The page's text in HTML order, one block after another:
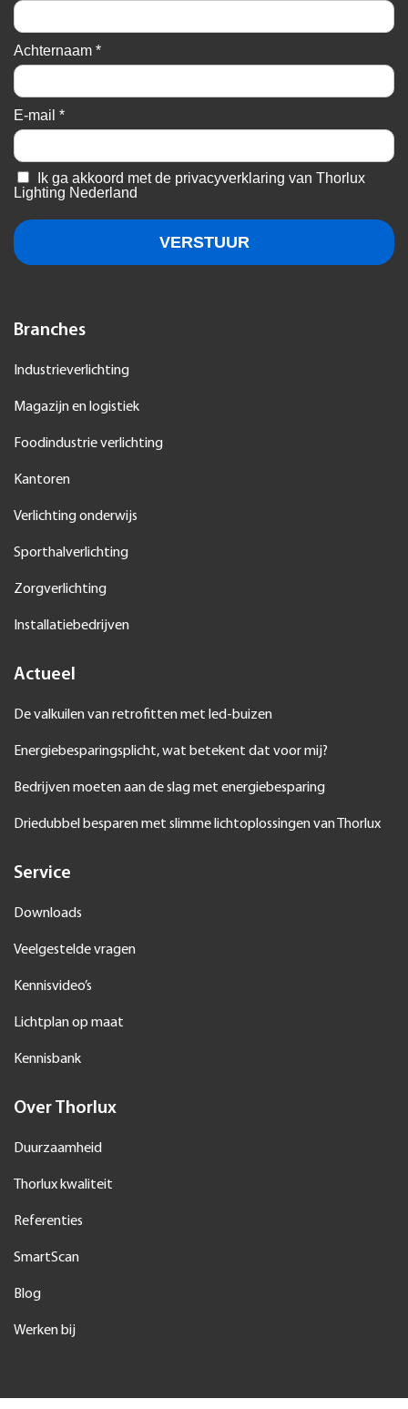
Branches
Industrieverlichting
Magazijn en logistiek
Foodindustrie verlichting
Kantoren
Verlichting onderwijs
Sporthalverlichting
Zorgverlichting
Installatiebedrijven
Actueel
De valkuilen van retrofitten met led-buizen
Energiebesparingsplicht, wat betekent dat voor mij?
Bedrijven moeten aan de slag met energiebesparing
Driedubbel besparen met slimme lichtoplossingen van Thorlux
Service
Downloads
Veelgestelde vragen
Kennisvideo’s
Lichtplan op maat
Kennisbank
Over Thorlux
Duurzaamheid
Thorlux kwaliteit
Referenties
SmartScan
Blog
Werken bij